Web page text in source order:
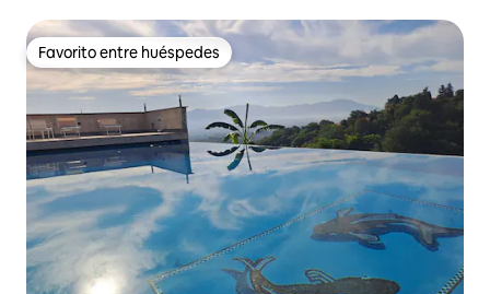
Favorito entre huéspedes
Favorito entre huéspedes